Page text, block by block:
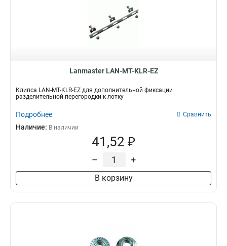
Lanmaster LAN-MT-KLR-EZ
Клипса LAN-MT-KLR-EZ для дополнительной фиксации
разделительной перегородки к лотку
Подробнее Сравнить
Наличие: В наличии
41,52 ₽
– +
В корзину